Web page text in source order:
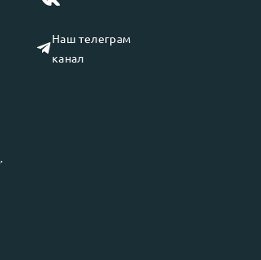
Наш телеграм
канал